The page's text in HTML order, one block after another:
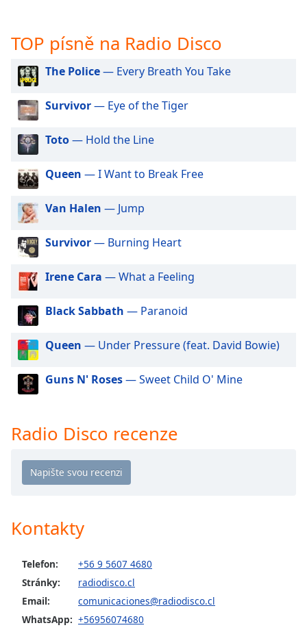
subtitles
dialog
subtitles
off
selected
Audio
Track
Picture-
Picture
Fullscreen
This
modal
window.
Beginning
dialog
window.
Escape
and
window.
Color
Opacity
Background
TOP písně na Radio Disco
The Police— Every Breath You Take
Survivor— Eye of the Tiger
Toto— Hold the Line
Queen — I Want to Break Free
Van Halen — Jump
Survivor— Burning Heart
Irene Cara — What a Feeling
Black Sabbath — Paranoid
Queen — Under Pressure (feat. David Bowie)
Guns N' Roses— Sweet Child O' Mine
Radio Disco recenze
Kontakty
Telefon:
+56 9 5607 4680
Stránky:
radiodisco.cl
Email:
comunicaciones@radiodisco.cl
WhatsApp: +56956074680